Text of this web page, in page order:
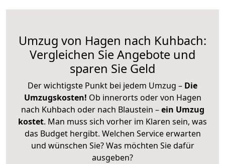
Umzug von Hagen nach Kuhbach:
Vergleichen Sie Angebote und
sparen Sie Geld
Der wichtigste Punkt bei jedem Umzug – Die
Umzugskosten! Ob innerorts oder von Hagen
nach Kuhbach oder nach Blaustein –ein Umzug
kostet. Man muss sich vorher im Klaren sein, was
das Budget hergibt. Welchen Service erwarten
und wünschen Sie? Was möchten Sie dafür
ausgeben?